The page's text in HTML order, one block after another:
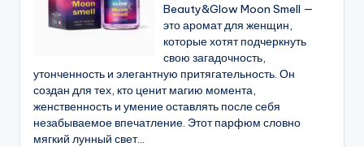
Beauty&Glow Moon Smell —
это аромат для женщин,
которые хотят подчеркнуть
свою загадочность,
утонченность и элегантную притягательность. Он
создан для тех, кто ценит магию момента,
женственность и умение оставлять после себя
незабываемое впечатление. Этот парфюм словно
мягкий лунный свет...